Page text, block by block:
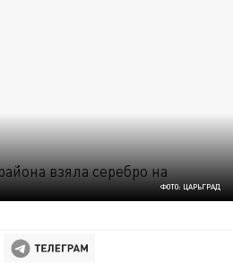
ФОТО: ЦАРЬГРАД